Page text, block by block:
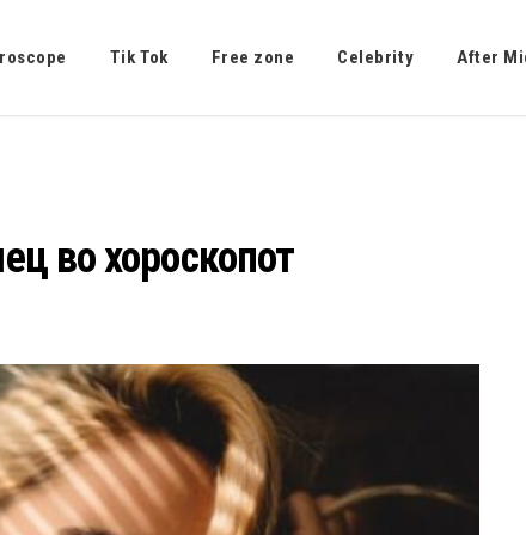
Tik Tok Free zone Celebrity After
во хороскопот